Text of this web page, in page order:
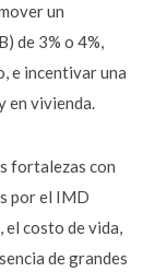
un
de 3% o 4%,
e incentivar una
en vivienda.
fortalezas con
por el IMD
el costo de vida,
de grandes